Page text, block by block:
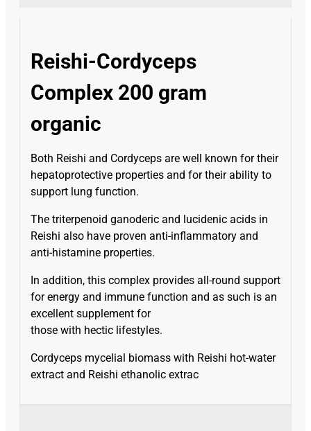
Reishi-Cordyceps
Complex 200 gram
organic
Both Reishi and Cordyceps are well known for their
hepatoprotective properties and for their ability to
support lung function.
The triterpenoid ganoderic and lucidenic acids in
Reishi also have proven anti-inflammatory and
anti-histamine properties.
In addition, this complex provides all-round support
for energy and immune function and as such is an
excellent supplement for
those with hectic lifestyles.
Cordyceps mycelial biomass with Reishi hot-water
extract and Reishi ethanolic extrac